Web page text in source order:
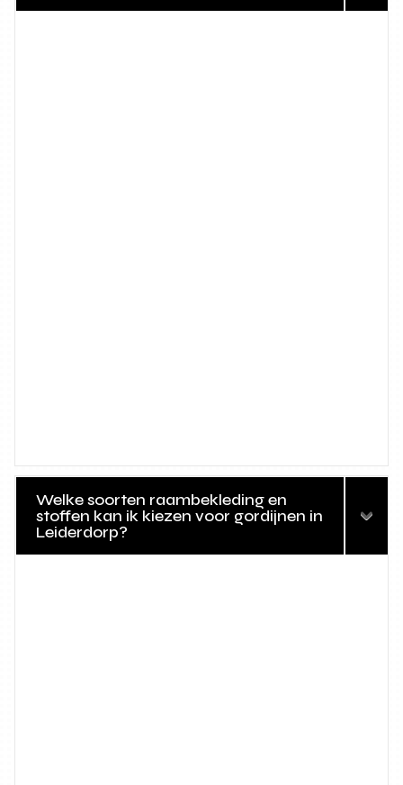
Welke soorten raambekleding en
stoffen kan ik kiezen voor gordijnen in
Leiderdorp?